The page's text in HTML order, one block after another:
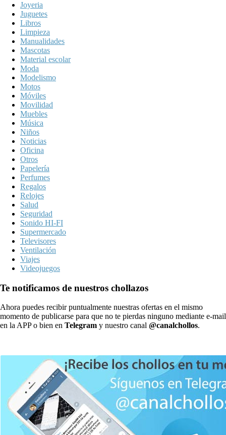
Joyeria
Juguetes
Libros
Limpieza
Manualidades
Mascotas
Material escolar
Moda
Modelismo
Motos
Móviles
Movilidad
Muebles
Música
Niños
Noticias
Oficina
Otros
Papelería
Perfumes
Regalos
Relojes
Salud
Seguridad
Sonido HI-FI
Supermercado
Televisores
Ventilación
Viajes
Videojuegos
Te notificamos de nuestros chollazos
Ahora puedes recibir puntualmente nuestras ofertas en el mismo
momento de publicarse para que no te pierdas ninguno mediante e-mail
en la APP o bien en Telegram y nuestro canal @canalchollos.